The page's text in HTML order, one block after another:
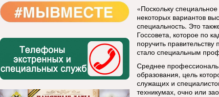
«Поскольку
некоторых вариантов
специальность. Это
Госсовета, которое по
поручить
стало специальным
Среднее
образования, цель
служащих и
техникумах, очно или